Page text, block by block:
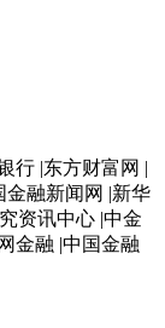
行 |东方财富网 |
金融新闻网 |新华
资讯中心 |中金
金融 |中国金融